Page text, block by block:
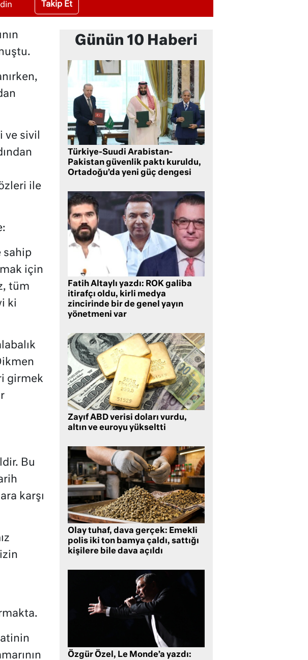
Takip Et
ve sivil
ile
sahip
için
tüm
ki
girmek
Bu
karşı
Günün 10 Haberi
Türkiye-Suudi Arabistan-
Pakistan güvenlik paktı kuruldu,
Ortadoğu’da yeni güç dengesi
Fatih Altaylı yazdı: ROK galiba
itirafçı oldu, kirli medya
zincirinde bir de genel yayın
yönetmeni var
Zayıf ABD verisi doları vurdu,
altın ve euroyu yükseltti
Olay tuhaf, dava gerçek: Emekli
polis iki ton bamya çaldı, sattığı
kişilere bile dava açıldı
Özgür Özel, Le Monde’a yazdı: